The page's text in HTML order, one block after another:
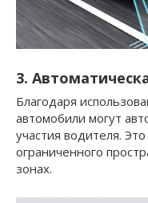
3.
Благодаря
автомобили могут
участия водителя.
ограниченного
зонах.